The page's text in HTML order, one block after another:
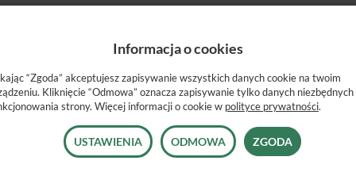
łatwiejsze. Budowa zgrzewarki jest bardzo kompaktowa,
na ścianie. Euroseal Infinity oferuje dwa sposoby dystrybucji
wieszaka, który znajduje zastosowanie w pozycji wiszącej
urządzenia. Spełnia wymogi norm: EN 868-5 i EN 11607-2.
czyni pakowanie łatwiejszym.
Informacja o cookies
“Zgoda” akceptujesz zapisywanie wszystkich danych cookie na twoim
Kliknięcie “Odmowa” oznacza zapisywanie tylko danych niezbędnych
strony. Więcej informacji o cookie w polityce prywatności.
USTAWIENIA ODMOWA ZGODA